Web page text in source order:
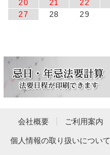
20
21 22
27
28 29
会社概要 ご利用案内
個人情報の取り扱いについて